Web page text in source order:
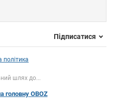
Підписатися
політика
шлях до...
головну OBOZ